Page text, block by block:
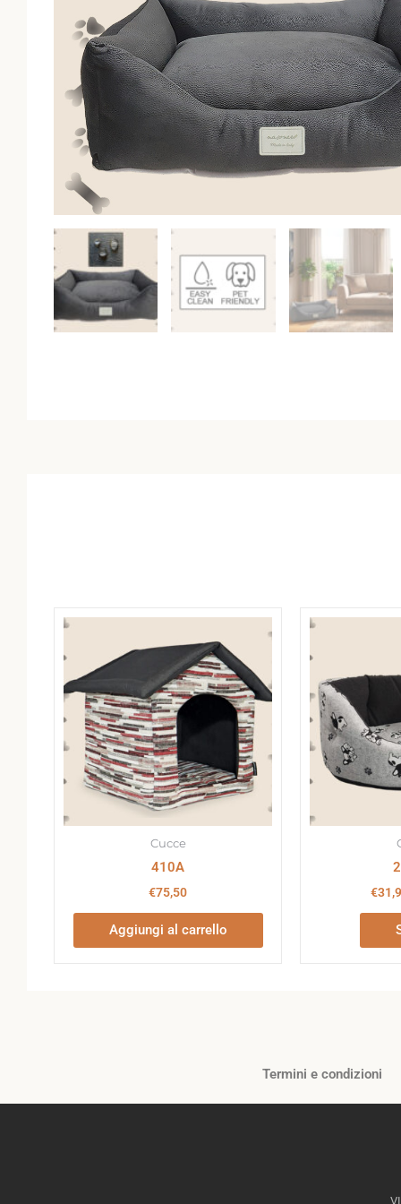
Cucce
410A
€75,50
Aggiungi al carrello
€
Termini e condizioni